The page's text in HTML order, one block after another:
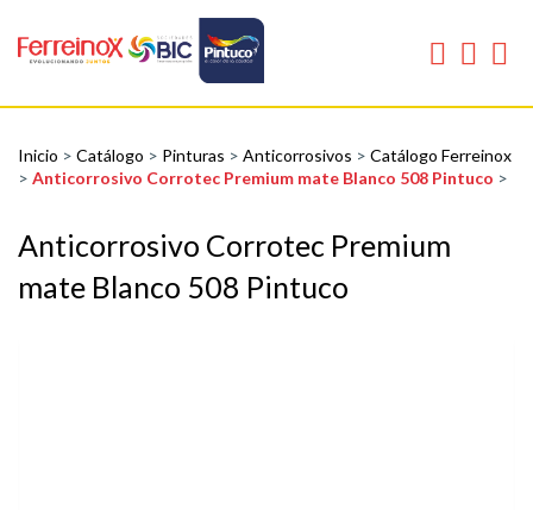
Inicio > Catálogo > Pinturas > Anticorrosivos > Catálogo Ferreinox
> Anticorrosivo Corrotec Premium mate Blanco 508 Pintuco >
Anticorrosivo Corrotec Premium
mate Blanco 508 Pintuco